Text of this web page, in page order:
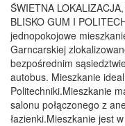
ŚWIETNA
BLISKO GUM I
jednopokojowe
Garncarskiej
bezpośrednim
autobus. Mieszkanie
Politechniki.Mieszkanie
salonu połączonego z
łazienki.Mieszkanie jest